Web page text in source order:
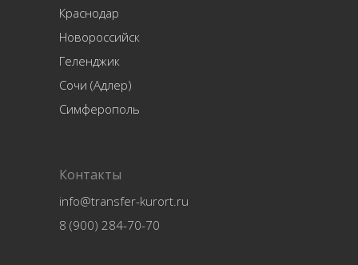
Краснодар
Новороссийск
Геленджик
Сочи (Адлер)
Симферополь
Контакты
info@transfer-kurort.ru
8 (900) 284-70-70